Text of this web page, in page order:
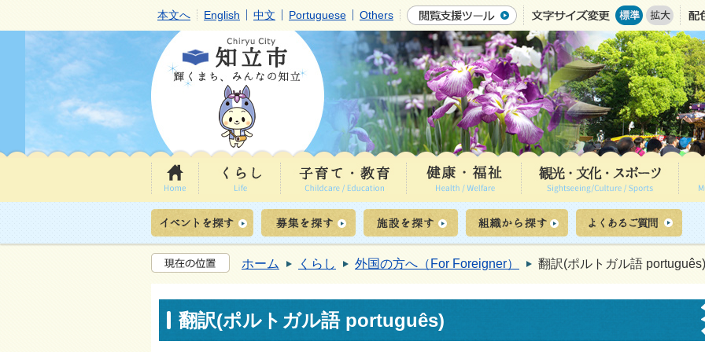
本文へ English 中文 Portuguese Others
ホーム くらし 外国の方へ（For Foreigner） 翻訳(ポルトガル語 português)
翻訳(ポルトガル語 português)